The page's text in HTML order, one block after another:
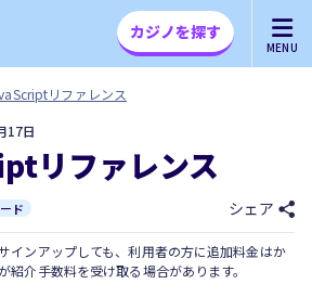
MENU
カジノを探す
リファレンス
17日
リファレンス
ド シェア
インアップしても、利用者の方に追加料金はか
紹介手数料を受け取る場合があります。